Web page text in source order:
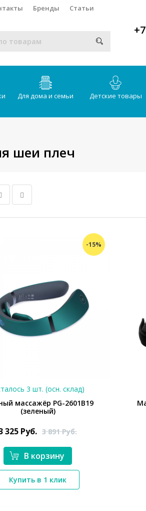
Бренды Статьи
Для дома и семьи Детские товары
шеи плеч
-15%
*}
3 шт. (осн. склад)
массажёр PG-2601B19
(зеленый)
325 Руб. 3 891Руб.
В корзину
Купить в 1 клик